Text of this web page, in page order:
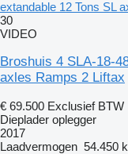
extandable 12 Tons SL
30
VIDEO
Broshuis 4 SLA-18-
axles Ramps 2 Liftax
€ 69.500 Exclusief BTW
Dieplader oplegger
2017
Laadvermogen 54.450